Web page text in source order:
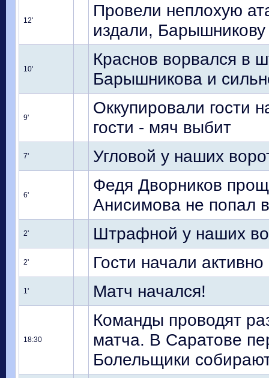
12'
Провели неплохую
издали, Барышникову
10'
Краснов ворвался в
Барышникова и
9'
Оккупировали гости
гости - мяч выбит
7' Угловой у наших
6'
Федя Дворников
Анисимова не попал
2' Штрафной у наших
2' Гости начали активно
1' Матч начался!
18:30
Команды проводят
матча. В Саратове
Болельщики